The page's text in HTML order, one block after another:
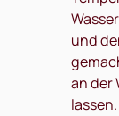
und
an der
lassen.